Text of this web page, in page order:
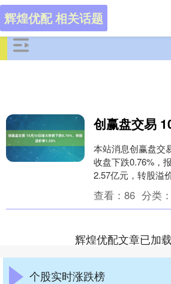
辉煌优配 相关话题
本站消息创赢盘交
收盘下跌0.76%，
2.57亿元，转股溢
示，烽火转债信用
查看： 86 分类：
辉煌优配文章已加
个股实时涨跌榜